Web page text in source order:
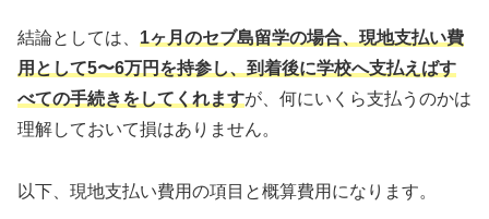
結論としては、 1ヶ月のセブ島留学の場合、現地支払い費
用として5〜6万円を持参し、到着後に学校へ支払えばす
べての手続きをしてくれますが、何にいくら支払うのかは
理解しておいて損はありません。
以下、現地支払い費用の項目と概算費用になります。